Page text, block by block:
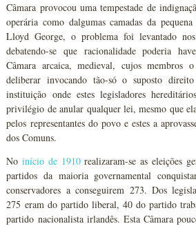
Câmara provocou uma tempestade de
operária como dalgumas camadas da
Lloyd George, o problema foi levantado
debatendo-se que racionalidade poderia
Câmara arcaica, medieval, cujos membros
deliberar invocando tão-só o suposto
instituição onde estes legisladores
privilégio de anular qualquer lei, mesmo que
pelos representantes do povo e estes a
dos Comuns.
Noinício de 1910realizaram-se as eleições
partidos da maioria governamental
conservadores a conseguirem 273. Dos
275 eram do partido liberal, 40 do partido
partido nacionalista irlandês. Esta Câmara